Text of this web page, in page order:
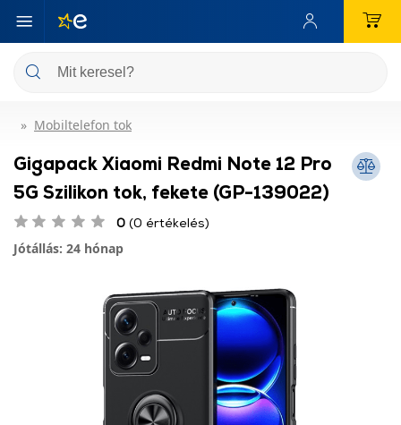
Mobiltelefon tok
Gigapack Xiaomi Redmi Note 12 Pro
5G Szilikon tok, fekete (GP-139022)
0 (0 értékelés)
Jótállás: 24 hónap